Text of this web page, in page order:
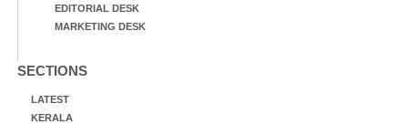
EDITORIAL DESK
MARKETING DESK
SECTIONS
LATEST
KERALA